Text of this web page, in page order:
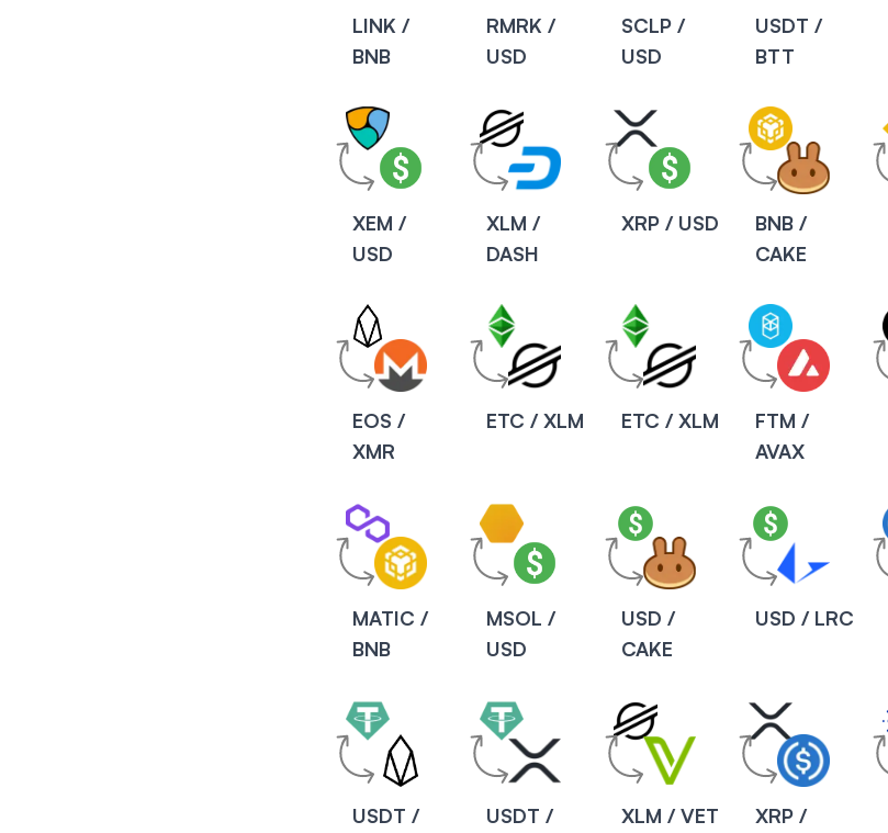
LINK /
BNB
RMRK /
USD
SCLP /
USD
USDT /
BTT
XEM /
USD
XLM /
DASH
XRP / USD
BNB /
CAKE
EOS /
XMR
ETC / XLM ETC / XLM
FTM /
AVAX
MATIC /
BNB
MSOL /
USD
USD /
CAKE
USD / LRC
USDT /
USDT /
XLM / VET
XRP /